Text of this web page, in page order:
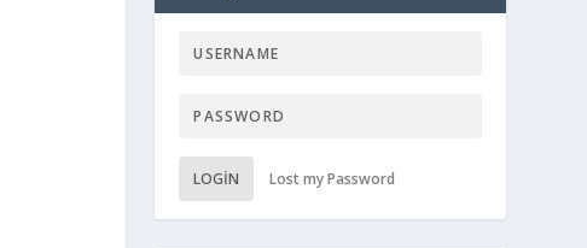
LOGIN Lost my Password